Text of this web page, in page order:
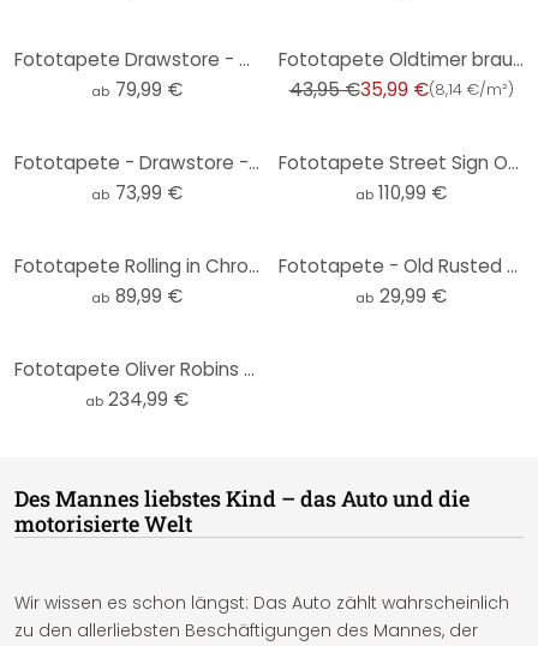
Fototapete Drawstore - Desaster Pin Up Plants
ab 79,99 €
Fototapete Oldtimer braun beige - Vliestapete Modern Livingwalls - matt und glatt
43,95 €35,99 €(8,14 €/m²)
Fototapete - Drawstore - Pickup
ab 73,99 €
Fototapete Street Sign One way
ab 110,99 €
Fototapete Rolling in Chrome
ab 89,99 €
Fototapete - Old Rusted Cars - Rund - Selbstklebend/Vlies
ab 29,99 €
Fototapete Oliver Robins - Spielstraße
ab 234,99 €
Des Mannes liebstes Kind – das Auto und die
motorisierte Welt
Wir wissen es schon längst: Das Auto zählt wahrscheinlich
zu den allerliebsten Beschäftigungen des Mannes, der